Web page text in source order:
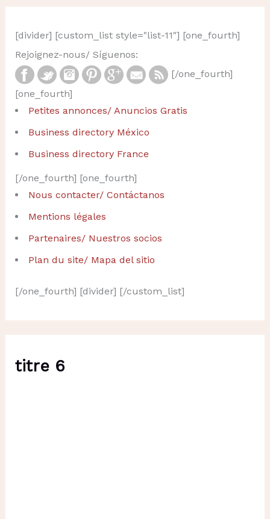
[divider] [custom_list style="list-11"] [one_fourth]
Rejoignez-nous/ Síguenos:
[/one_fourth]
[one_fourth]
Petites annonces/ Anuncios Gratis
Business directory México
Business directory France
[/one_fourth] [one_fourth]
Nous contacter/ Contáctanos
Mentions légales
Partenaires/ Nuestros socios
Plan du site/ Mapa del sitio
[/one_fourth] [divider] [/custom_list]
titre 6